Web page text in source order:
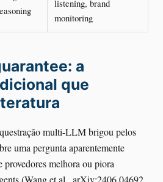
listening, brand
monitoring
a
que
multi-LLM brigou pelos
uma pergunta aparentemente
provedores melhora ou piora